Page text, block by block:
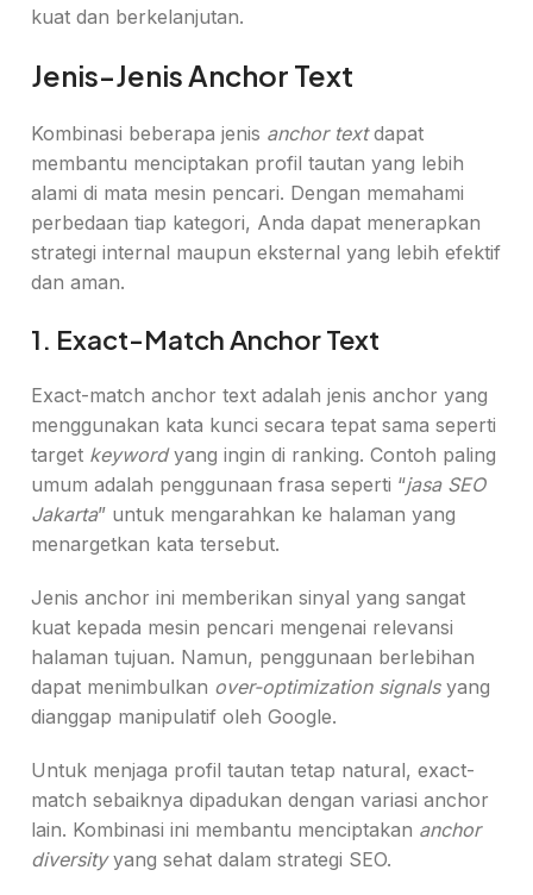
kuat dan berkelanjutan.
Jenis-Jenis Anchor Text
Kombinasi beberapa jenis anchor textdapat
membantu menciptakan profil tautan yang lebih
alami di mata mesin pencari. Dengan memahami
perbedaan tiap kategori, Anda dapat menerapkan
strategi internal maupun eksternal yang lebih efektif
dan aman.
1. Exact-Match Anchor Text
Exact-match anchor text adalah jenis anchor yang
menggunakan kata kunci secara tepat sama seperti
target keywordyang ingin di ranking. Contoh paling
umum adalah penggunaan frasa seperti “jasa SEO
Jakarta” untuk mengarahkan ke halaman yang
menargetkan kata tersebut.
Jenis anchor ini memberikan sinyal yang sangat
kuat kepada mesin pencari mengenai relevansi
halaman tujuan. Namun, penggunaan berlebihan
dapat menimbulkan over-optimization signalsyang
dianggap manipulatif oleh Google.
Untuk menjaga profil tautan tetap natural, exact-
match sebaiknya dipadukan dengan variasi anchor
lain. Kombinasi ini membantu menciptakan anchor
diversityyang sehat dalam strategi SEO.